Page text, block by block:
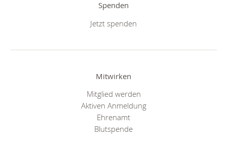
Spenden
Jetzt spenden
Mitwirken
Mitglied werden
Aktiven Anmeldung
Ehrenamt
Blutspende